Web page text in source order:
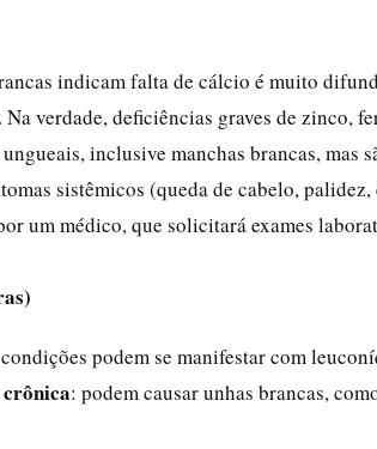
indicam falta de cálcio é muito
. Na verdade, deficiências graves de zinco,
inclusive manchas brancas, mas
sistêmicos (queda de cabelo,
um médico, que solicitará exames
podem se manifestar com
: podem causar unhas brancas,